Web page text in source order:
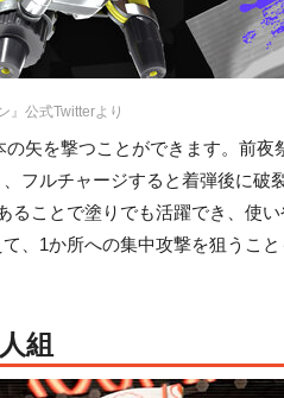
』公式Twitterより
矢を撃つことができます。前夜
フルチャージすると着弾後に破
ることで塗りでも活躍でき、使
、1か所への集中攻撃を狙うこと
組